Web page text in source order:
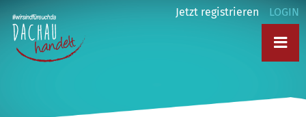
Jetzt registrieren LOGIN